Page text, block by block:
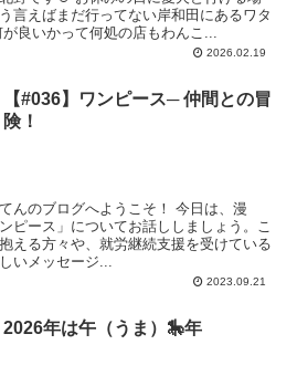
言えばまだ行ってない岸和田にあるワタ
良いかって何処の店もわんこ...
2026.02.19
【#036】ワンピース─ 仲間との冒
険！
んのブログへようこそ！ 今日は、漫
ピース」についてお話ししましょう。こ
える方々や、就労継続支援を受けている
いメッセージ...
2023.09.21
2026年は午（うま）🎠年